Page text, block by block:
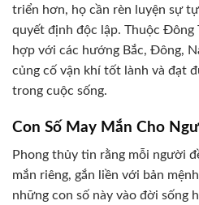
triển hơn, họ cần rèn luyện sự
quyết định độc lập. Thuộc Đông
hợp với các hướng Bắc, Đông,
củng cố vận khí tốt lành và đạt
trong cuộc sống.
Con Số May Mắn Cho
Phong thủy tin rằng mỗi người
mắn riêng, gắn liền với bản
những con số này vào đời sống